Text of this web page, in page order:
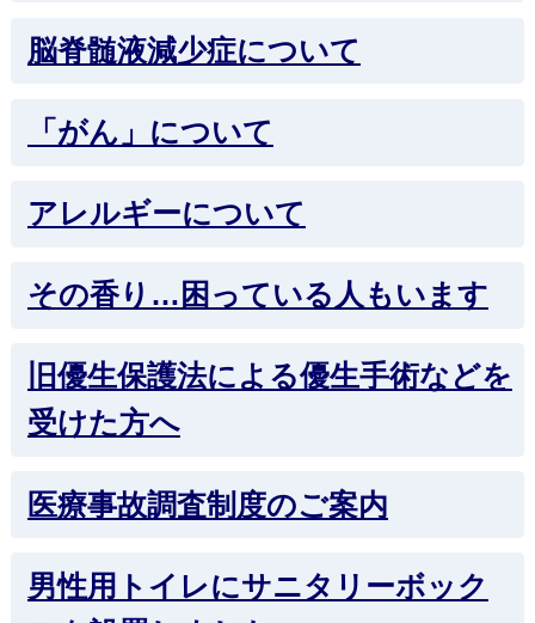
脳脊髄液減少症について
「がん」について
アレルギーについて
その香り…困っている人もいます
旧優生保護法による優生手術などを
受けた方へ
医療事故調査制度のご案内
男性用トイレにサニタリーボック